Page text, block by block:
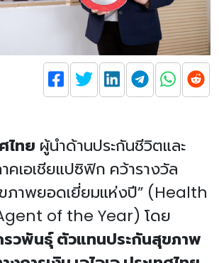
ไทย ผู้นำด้านประกันชีวิตและ
คเอเชียแปซิฟิก คว้ารางวัล
ภาพยอดเยี่ยมแห่งปี” (Health
of the Year) โดย
วพันธุ์ ตัวแทนประกันสุขภาพ